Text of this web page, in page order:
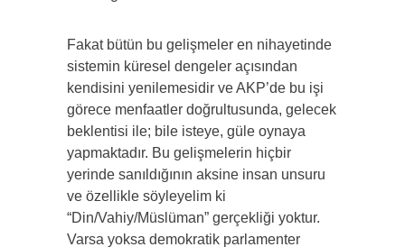
Fakat bütün bu gelişmeler en nihayetinde
sistemin küresel dengeler açısından
kendisini yenilemesidir ve AKP’de bu işi
görece menfaatler doğrultusunda, gelecek
beklentisi ile; bile isteye, güle oynaya
yapmaktadır. Bu gelişmelerin hiçbir
yerinde sanıldığının aksine insan unsuru
ve özellikle söyleyelim ki
“Din/Vahiy/Müslüman” gerçekliği yoktur.
Varsa yoksa demokratik parlamenter